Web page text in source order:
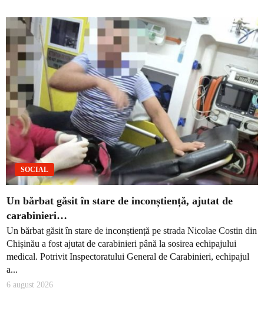
SOCIAL
Un bărbat găsit în stare de inconștiență, ajutat de
carabinieri…
Un bărbat găsit în stare de inconștiență pe strada Nicolae Costin din
Chișinău a fost ajutat de carabinieri până la sosirea echipajului
medical. Potrivit Inspectoratului General de Carabinieri, echipajul
a...
6 august 2026